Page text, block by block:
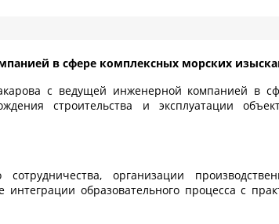
в сфере комплексных морских
с ведущей инженерной компанией в
строительства и эксплуатации
организации
образовательного процесса с